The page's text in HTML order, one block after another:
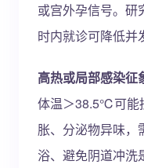
或宫外孕信号。研
时内就诊可降低并
高热或局部感染征
体温＞38.5℃可能
胀、分泌物异味，
浴、避免阴道冲洗